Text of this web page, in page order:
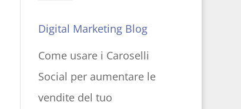
Digital Marketing Blog
Come usare i Caroselli
Social per aumentare le
vendite del tuo